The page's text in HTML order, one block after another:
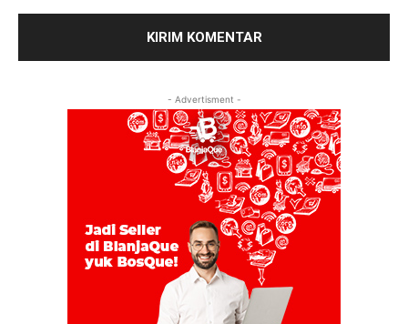
- Advertisment -